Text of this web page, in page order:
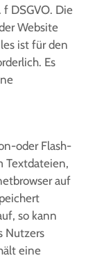
DSGVO. Die
Website
ist für den
Es
oder Flash-
Textdateien,
auf
so kann
Nutzers
eine